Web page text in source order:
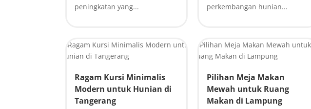
peningkatan yang...
perkembangan hunian...
Ragam Kursi Minimalis
Modern untuk Hunian di
Tangerang
Pilihan Meja Makan
Mewah untuk Ruang
Makan di Lampung